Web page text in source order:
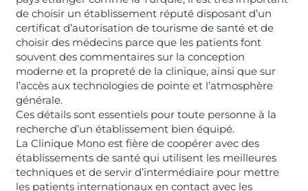
de choisir un établissement réputé disposant d’un
certificat d’autorisation de tourisme de santé et de
choisir des médecins parce que les patients font
souvent des commentaires sur la conception
moderne et la propreté de la clinique, ainsi que sur
l’accès aux technologies de pointe et l’atmosphère
générale.
Ces détails sont essentiels pour toute personne à la
recherche d’un établissement bien équipé.
La Clinique Mono est fière de coopérer avec des
établissements de santé qui utilisent les meilleures
techniques et de servir d’intermédiaire pour mettre
les patients internationaux en contact avec les